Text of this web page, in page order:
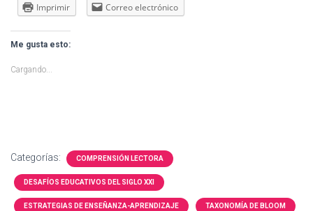
Imprimir
Correo electrónico
Me gusta esto:
Cargando...
Categorías: COMPRENSIÓN LECTORA
DESAFÍOS EDUCATIVOS DEL SIGLO XXI
ESTRATEGIAS DE ENSEÑANZA-APRENDIZAJE TAXONOMÍA DE BLOOM